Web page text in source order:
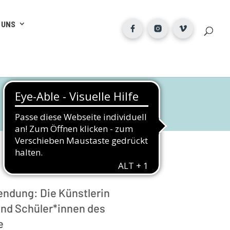
Die Künstlerin
Schüler*innen des